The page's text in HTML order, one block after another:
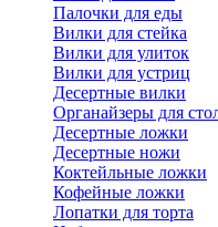
Палочки для еды
Вилки для стейка
Вилки для улиток
Вилки для устриц
Десертные вилки
Органайзеры для
Десертные ложки
Десертные ножи
Коктейльные ложки
Кофейные ложки
Лопатки для торта